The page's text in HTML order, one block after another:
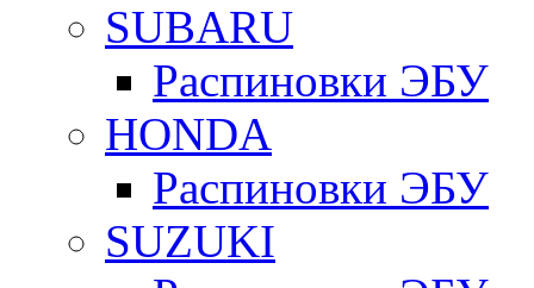
SUBARU
Распиновки ЭБУ
HONDA
Распиновки ЭБУ
SUZUKI